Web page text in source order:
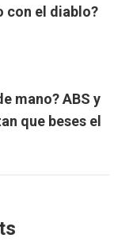
con el diablo?
mano? ABS y
que beses el